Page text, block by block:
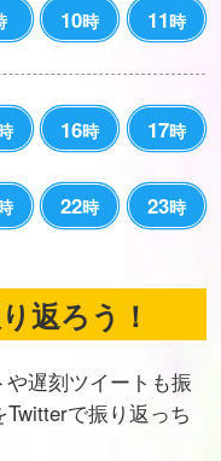
10時 11時
16時 17時
22時 23時
返ろう！
遅刻ツイートも振
で振り返っち